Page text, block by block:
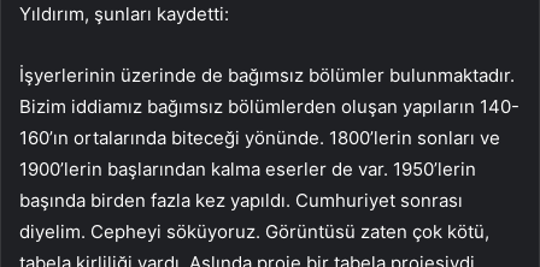
Yıldırım, şunları kaydetti:
İşyerlerinin üzerinde de bağımsız bölümler bulunmaktadır.
Bizim iddiamız bağımsız bölümlerden oluşan yapıların 140-
160’ın ortalarında biteceği yönünde. 1800’lerin sonları ve
1900’lerin başlarından kalma eserler de var. 1950’lerin
başında birden fazla kez yapıldı. Cumhuriyet sonrası
diyelim. Cepheyi söküyoruz. Görüntüsü zaten çok kötü,
tabela kirliliği vardı. Aslında proje bir tabela projesiydi,